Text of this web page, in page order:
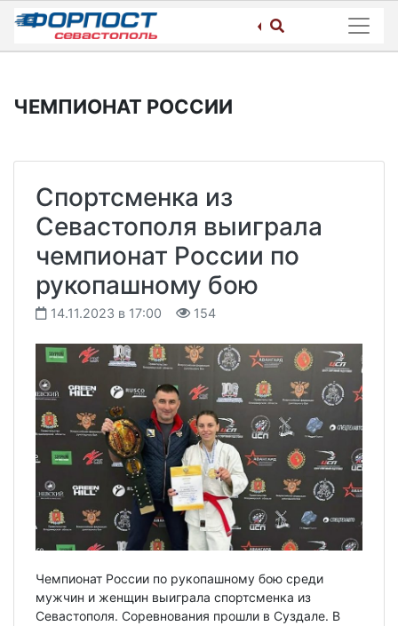
Skip
content
ЧЕМПИОНАТ РОССИИ
Спортсменка из
Севастополя выиграла
чемпионат России по
рукопашному бою
14.11.2023 в 17:00 154
Чемпионат России по рукопашному бою среди
мужчин и женщин выиграла спортсменка из
Севастополя. Соревнования прошли в Суздале. В